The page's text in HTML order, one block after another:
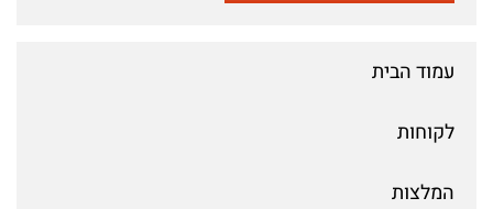
עמוד הבית
לקוחות
המלצות